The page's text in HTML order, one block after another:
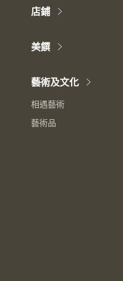
店鋪
美饌
藝術及文化
相遇藝術
藝術品